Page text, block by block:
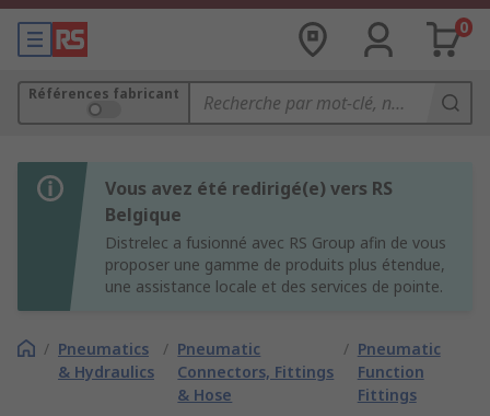
0
Références fabricant
Vous avez été redirigé(e) vers RS
Belgique
Distrelec a fusionné avec RS Group afin de vous
proposer une gamme de produits plus étendue,
une assistance locale et des services de pointe.
/ Pneumatics
& Hydraulics
/ Pneumatic
Connectors, Fittings
& Hose
/ Pneumatic
Function
Fittings